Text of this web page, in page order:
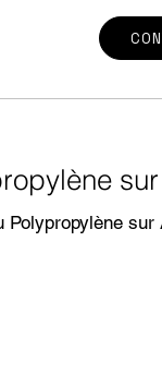
Polypropylène sur